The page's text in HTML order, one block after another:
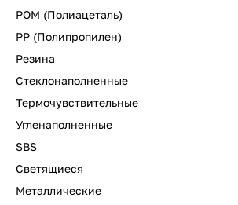
POM (Полиацеталь)
PP (Полипропилен)
Резина
Стеклонаполненные
Термочувствительные
Угленаполненные
SBS
Светящиеся
Металлические